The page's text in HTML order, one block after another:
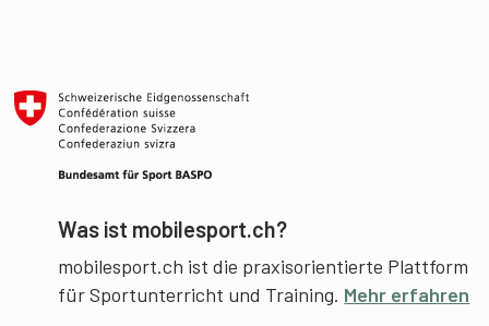
Was ist mobilesport.ch?
mobilesport.ch ist die praxisorientierte Plattform
für Sportunterricht und Training. Mehr erfahren